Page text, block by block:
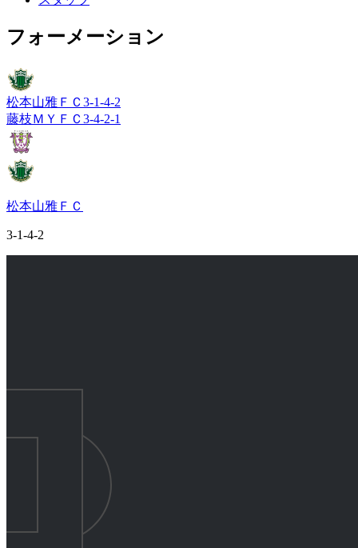
フォーメーション
松本山雅ＦＣ 3-1-4-2
藤枝ＭＹＦＣ 3-4-2-1
松本山雅ＦＣ
3-1-4-2